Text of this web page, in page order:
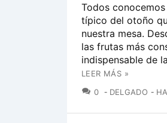
Todos
típico del otoño
nuestra mesa.
las frutas más
indispensable de
LEER MÁS »
0 COMENTARIOS
DELGADO